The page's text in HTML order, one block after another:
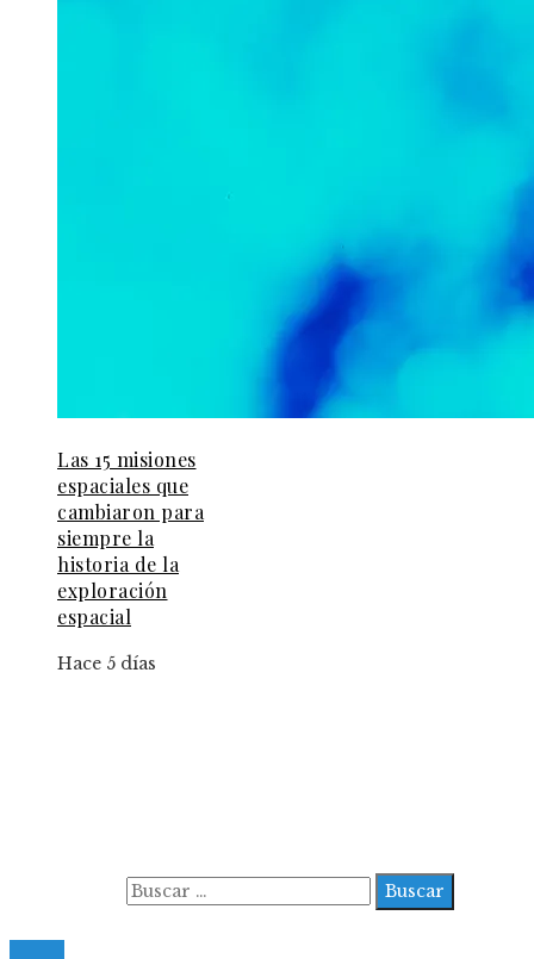
Las 15 misiones
espaciales que
cambiaron para
siempre la
historia de la
exploración
espacial
Hace 5 días